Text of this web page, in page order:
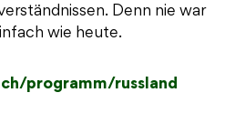
Denn nie war
wie heute.
programm/russland